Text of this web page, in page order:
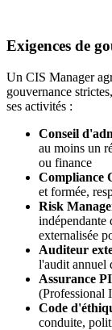
Exigences de
Un CIS Manager
gouvernance
ses activités :
Conseil
au moins un
ou finance
Compliance
et formée,
Risk
indépendante
externalisée
Auditeur
l'audit annuel
Assurance PI
(Professional
Code
conduite,